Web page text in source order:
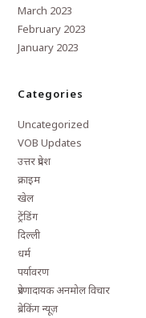
March 2023
February 2023
January 2023
Categories
Uncategorized
VOB Updates
उत्तर प्रदेश
क्राइम
खेल
ट्रेंडिंग
दिल्ली
धर्म
पर्यावरण
प्रेरणादायक अनमोल विचार
ब्रेकिंग न्यूज़